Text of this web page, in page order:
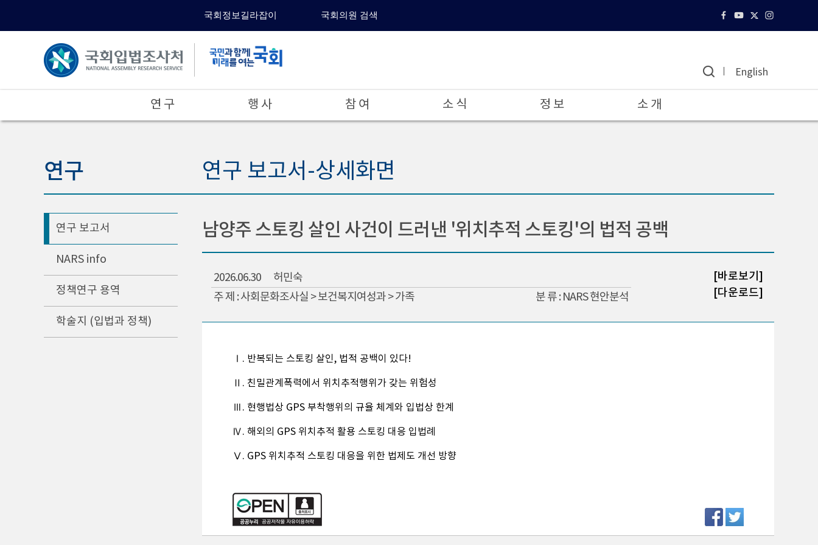
국회정보길라잡이 국회의원 검색
English
연 구 행 사 참 여 소 식 정 보 소 개
연구
연구 보고서
NARS info
정책연구 용역
학술지 (입법과 정책)
연구 보고서-상세화면
남양주 스토킹 살인 사건이 드러낸 '위치추적 스토킹'의 법적 공백
2026.06.30
허민숙
주 제 : 사회문화조사실 > 보건복지여성과 > 가족
분 류 : NARS 현안분석
[바로보기]
[다운로드]
Ⅰ. 반복되는 스토킹 살인, 법적 공백이 있다!
Ⅱ. 친밀관계폭력에서 위치추적행위가 갖는 위험성
Ⅲ. 현행법상 GPS 부착행위의 규율 체계와 입법상 한계
Ⅳ. 해외의 GPS 위치추적 활용 스토킹 대응 입법례
Ⅴ. GPS 위치추적 스토킹 대응을 위한 법제도 개선 방향